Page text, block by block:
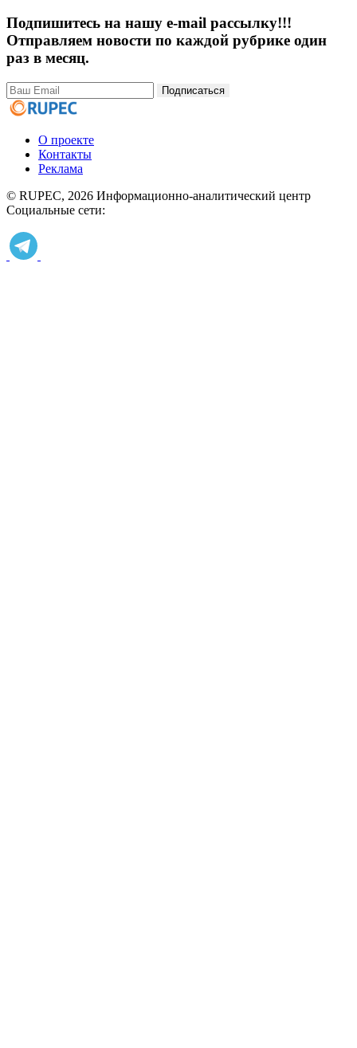
Подпишитесь на нашу e-mail рассылку!!!
Отправляем новости по каждой рубрике один
раз в месяц.
Подписаться
О проекте
Контакты
Реклама
© RUPEC, 2026 Информационно-аналитический центр
Социальные сети: